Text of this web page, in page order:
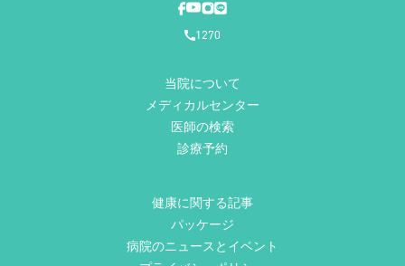
1270
当院について
メディカルセンター
医師の検索
診療予約
健康に関する記事
パッケージ
病院のニュースとイベント